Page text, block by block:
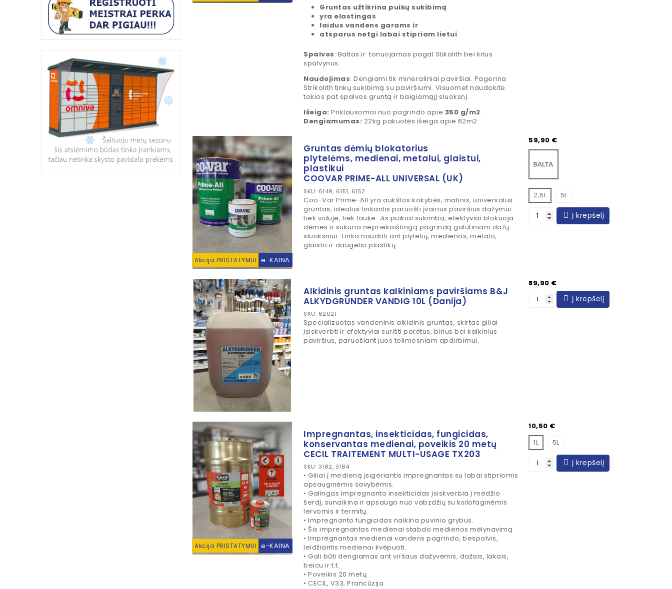
Gruntas užtikrina puikų sukibimą
yra elastingas
laidus vandens garams ir
atsparus netgi labai stipriam lietui
Spalvos: Baltas ir tonuojamas pagal Stikolith bei kitus
spalvynus.
Naudojimas: Dengiami tik mineraliniai paviršiai. Pagerina
Strikolith tinkų sukibimą su paviršiumi. Visuomet naudokite
tokios pat spalvos gruntą ir baigiamąjį sluoksnį.
Išeiga: Priklausomai nuo pagrindo apie 350 g/m2.
Dengiamumas: 22kg pakuotės išeiga apie 62m2
Akcija PRISTATYMUI e-KAINA
Gruntas dėmių blokatorius
plytelėms, medienai, metalui, glaistui,
plastikui
COOVAR PRIME-ALL UNIVERSAL (UK)
SKU: 6149, 6151, 6152
Coo-Var Prime-All yra aukštos kokybės, matinis, universalus
gruntas, idealiai tinkantis paruošti įvairius paviršius dažymui
tiek viduje, tiek lauke. Jis puikiai sukimba, efektyviai blokuoja
dėmes ir sukuria nepriekaištingą pagrindą galutiniam dažų
sluoksniui. Tinka naudoti ant plytelių, medienos, metalo,
glaisto ir daugelio plastikų.
Kaina
59,90 €
2,5L 5L
Į krepšelį
Alkidinis gruntas kalkiniams paviršiams B&J
ALKYDGRUNDER VANDIG 10L (Danija)
SKU: 62021
Specializuotas vandeninis alkidinis gruntas, skirtas giliai
įsiskverbti ir efektyviai surišti porėtus, birius bei kalkinius
paviršius, paruošiant juos tolimesniam apdirbimui.
Kaina
89,90 €
Į krepšelį
Akcija PRISTATYMUI e-KAINA
Impregnantas, insekticidas, fungicidas,
konservantas medienai, poveikis 20 metų
CECIL TRAITEMENT MULTI-USAGE TX203
SKU: 3182, 3184
• Giliai į medieną įsigeriantis impregnantas su labai stipriomis
apsauginėmis savybėmis.
• Galingas impregnanto insekticidas įsiskverbia į medžio
šerdį, sunaikina ir apsaugo nuo vabzdžių su ksilofaginėmis
lervomis ir termitų.
• Impregnanto fungicidas naikina puvinio grybus.
• Šis impregnantas medienai stabdo medienos mėlynavimą
• Impregnantas medienai vandens pagrindo, bespalvis,
leidžiantis medienai kvėpuoti.
• Gali būti dengiamas ant viršaus dažyvėmis, dažais, lakais,
beicu ir t.t.
• Poveikis 20 metų
• CECIL, V33, Prancūzija
Kaina
10,50 €
1L
5L
Į krepšelį